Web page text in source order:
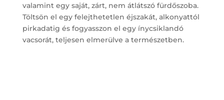
valamint egy saját, zárt, nem átlátszó fürdőszoba.
Töltsön el egy felejthetetlen éjszakát, alkonyattól
pirkadatig és fogyasszon el egy ínycsiklandó
vacsorát, teljesen elmerülve a természetben.